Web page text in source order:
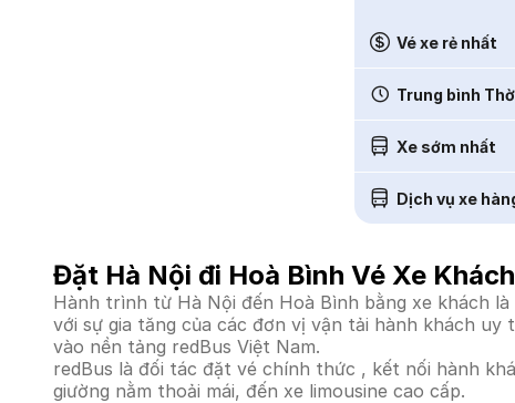
Vé xe rẻ nhất
Trung bình
Xe sớm nhất
Dịch vụ xe
Đặt Hà Nội đi Hoà Bình Vé Xe
Hành trình từ Hà Nội đến Hoà Bình bằng xe khách
với sự gia tăng của các đơn vị vận tải hành khách
vào nền tảng redBus Việt Nam.
redBus là đối tác đặt vé chính thức , kết nối hành
giường nằm thoải mái, đến xe limousine cao cấp.